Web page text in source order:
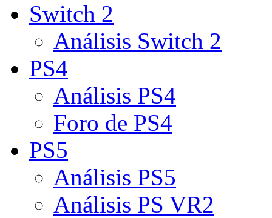
Switch 2
Análisis Switch 2
PS4
Análisis PS4
Foro de PS4
PS5
Análisis PS5
Análisis PS VR2